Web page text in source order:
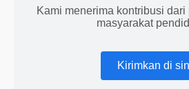
Kami menerima kontribusi dari
masyarakat
Kirimkan di